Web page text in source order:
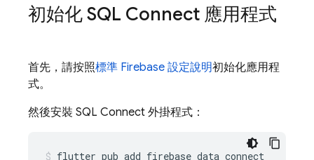
初始化SQL Connect 應用程式
首先，請按照標準 Firebase 設定說明初始化應用程
式。
然後安裝 SQL Connect 外掛程式：
flutter pub add firebase_data_connect